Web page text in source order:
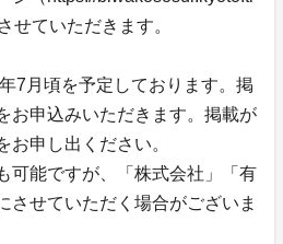
せていただきます。
7月頃を予定しております。掲
お申込みいただきます。掲載が
お申し出ください。
可能ですが、「株式会社」「有
させていただく場合がございま